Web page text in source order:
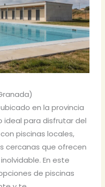
en la provincia
ideal para disfrutar del
piscinas locales,
cercanas que ofrecen
En este
de piscinas